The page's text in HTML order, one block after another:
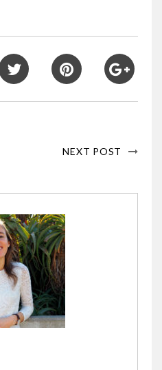
NEXT POST